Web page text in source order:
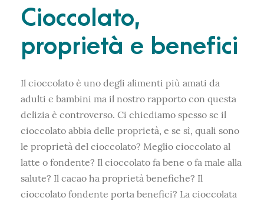
Cioccolato,
proprietà e benefici
Il cioccolato è uno degli alimenti più amati da
adulti e bambini ma il nostro rapporto con questa
delizia è controverso. Ci chiediamo spesso se il
cioccolato abbia delle proprietà, e se sì, quali sono
le proprietà del cioccolato? Meglio cioccolato al
latte o fondente? Il cioccolato fa bene o fa male alla
salute? Il cacao ha proprietà benefiche? Il
cioccolato fondente porta benefici? La cioccolata